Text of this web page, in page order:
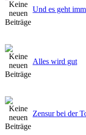
Und es geht
Alles wird gut
Zensur bei der